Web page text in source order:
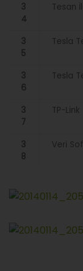
3
4
Tesan
3
5
Tesla
3
6
Tesla
3
7
TP-Link
3
8
Veri